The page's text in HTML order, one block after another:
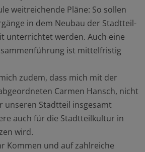
weitreichende Pläne: So sollen
in dem Neubau der Stadtteil-
unterrichtet werden. Auch eine
ist mittelfristig
zudem, dass mich mit der
Carmen Hansch, nicht
unseren Stadtteil insgesamt
auch für die Stadtteilkultur in
wird.
Kommen und auf zahlreiche